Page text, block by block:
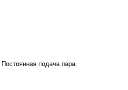
подача пара.